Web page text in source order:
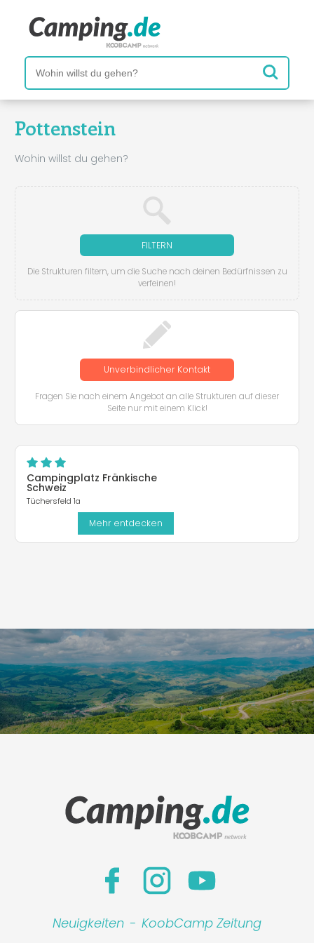
Pottenstein
Wohin willst du gehen?
FILTERN
Die Strukturen filtern, um die Suche nach deinen Bedürfnissen zu
verfeinen!
Unverbindlicher Kontakt
Fragen Sie nach einem Angebot an alle Strukturen auf dieser
Seite nur mit einem Klick!
Campingplatz Fränkische
Schweiz
Tüchersfeld 1a
Mehr entdecken
Neuigkeiten - KoobCamp Zeitung